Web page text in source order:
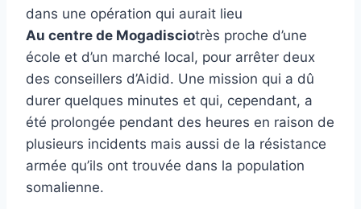
dans une opération qui aurait lieu
Au centre de Mogadisciotrès proche d’une
école et d’un marché local, pour arrêter deux
des conseillers d’Aidid. Une mission qui a dû
durer quelques minutes et qui, cependant, a
été prolongée pendant des heures en raison de
plusieurs incidents mais aussi de la résistance
armée qu’ils ont trouvée dans la population
somalienne.